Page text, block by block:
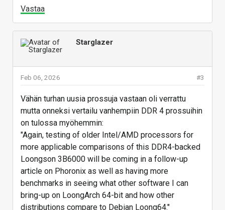
Vastaa
Starglazer
#3
Feb 06, 2026
Vähän turhan uusia prossuja vastaan oli verrattu
mutta onneksi vertailu vanhempiin DDR 4 prossuihin
on tulossa myöhemmin:
"Again, testing of older Intel/AMD processors for
more applicable comparisons of this DDR4-backed
Loongson 3B6000 will be coming in a follow-up
article on Phoronix as well as having more
benchmarks in seeing what other software I can
bring-up on LoongArch 64-bit and how other
distributions compare to Debian Loong64."